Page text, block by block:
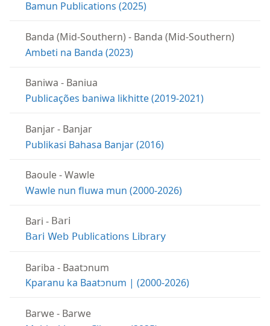
Bamun Publications (2025)
Banda (Mid-Southern) - Banda (Mid-Southern)
Ambeti na Banda (2023)
Baniwa - Baniua
Publicações baniwa likhitte (2019-2021)
Banjar- Banjar
Publikasi Bahasa Banjar (2016)
Baoule-Wawle
Wawle nun fluwa mun (2000-2026)
Bari - Bari
Bari Web Publications Library
Bariba - Baatɔnum
Kparanu ka Baatɔnum | (2000-2026)
Barwe- Barwe